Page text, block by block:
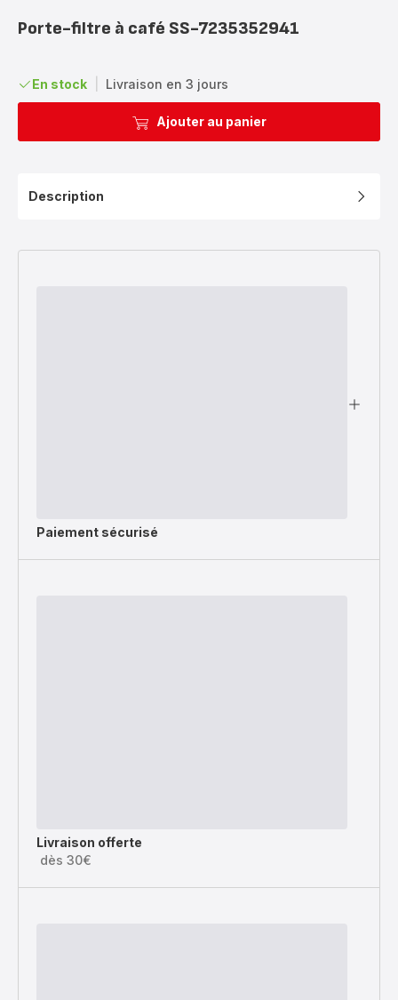
Porte-filtre à café SS-7235352941
En stock Livraison en 3 jours
Ajouter au panier
Description
Paiement sécurisé
Livraison offerte
dès 30€